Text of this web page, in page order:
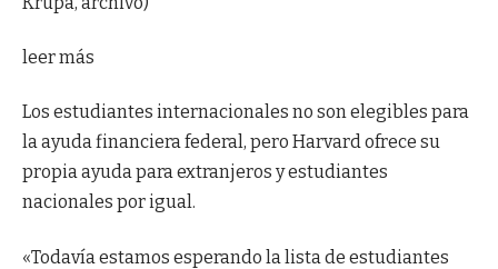
leer más
Los estudiantes internacionales no son elegibles para
la ayuda financiera federal, pero Harvard ofrece su
propia ayuda para extranjeros y estudiantes
nacionales por igual.
«Todavía estamos esperando la lista de estudiantes